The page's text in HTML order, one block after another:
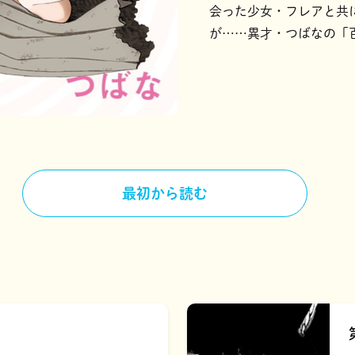
会った少女・フレアと共
が……異才・つばなの「
最初から読む